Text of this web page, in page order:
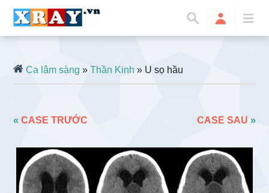
Ca lâm sàng »Thần Kinh » U sọ hầu
«CASE TRƯỚC CASE SAU »